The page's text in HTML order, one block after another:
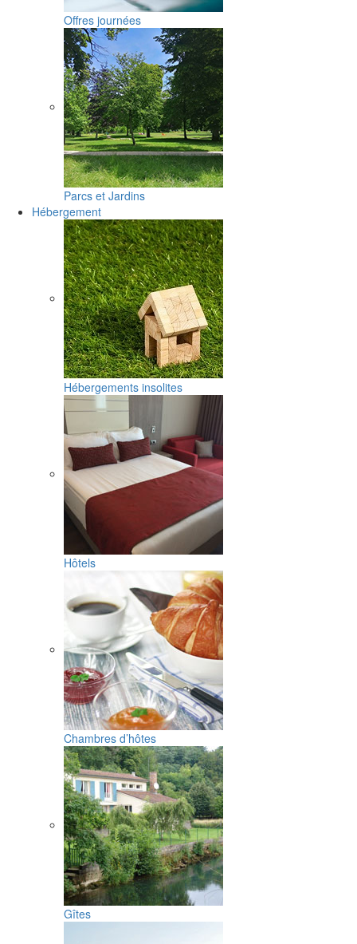
Offres journées
Parcs et Jardins
Hébergement
Hébergements insolites
Hôtels
Chambres d’hôtes
Gîtes